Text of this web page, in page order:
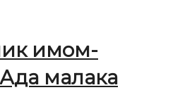
имом-
малака